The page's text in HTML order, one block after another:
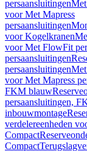
persaansluitingen
voor Met Mapress
persaansluitingen
voor Kogelkranen
voor Met FlowFit
persaansluitingen
persaansluitingen
voor Met Mapress
FKM blauw
persaansluitingen,
inbouwmontage
verdelereenheden
Compact
Compact